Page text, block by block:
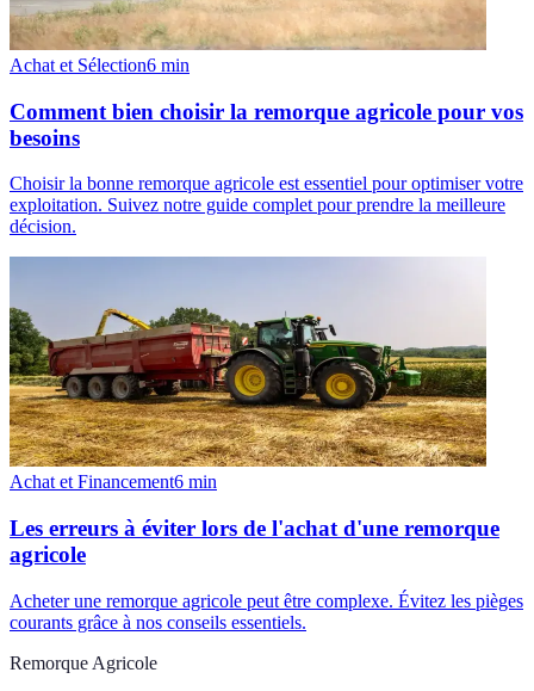
Achat et Sélection6 min
Comment bien choisir la remorque agricole pour vos
besoins
Choisir la bonne remorque agricole est essentiel pour optimiser votre
exploitation. Suivez notre guide complet pour prendre la meilleure
décision.
Achat et Financement6 min
Les erreurs à éviter lors de l'achat d'une remorque
agricole
Acheter une remorque agricole peut être complexe. Évitez les pièges
courants grâce à nos conseils essentiels.
Remorque Agricole